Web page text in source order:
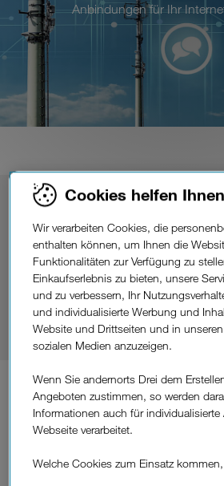
Anbindungen für Ihr
Dierichtige
Die Datenübertragung steht in
Anwendungen. Mit unserer
bieten wir Ihnen die optimalen
die perfekt auf Ihre
Anwendungsfälle
Cookies helfen
Wir verarbeiten Cookies, die
enthalten können, um Ihnen die
Funktionalitäten zur Verfügung zu
Einkaufserlebnis zu bieten, unsere
und zu verbessern, Ihr
und individualisierte Werbung und
Website und Drittseiten und in
sozialen Medien anzuzeigen.
Wenn Sie andernorts Drei dem
Angeboten zustimmen, so werden
Informationen auch für
Webseite verarbeitet.
Welche Cookies zum Einsatz